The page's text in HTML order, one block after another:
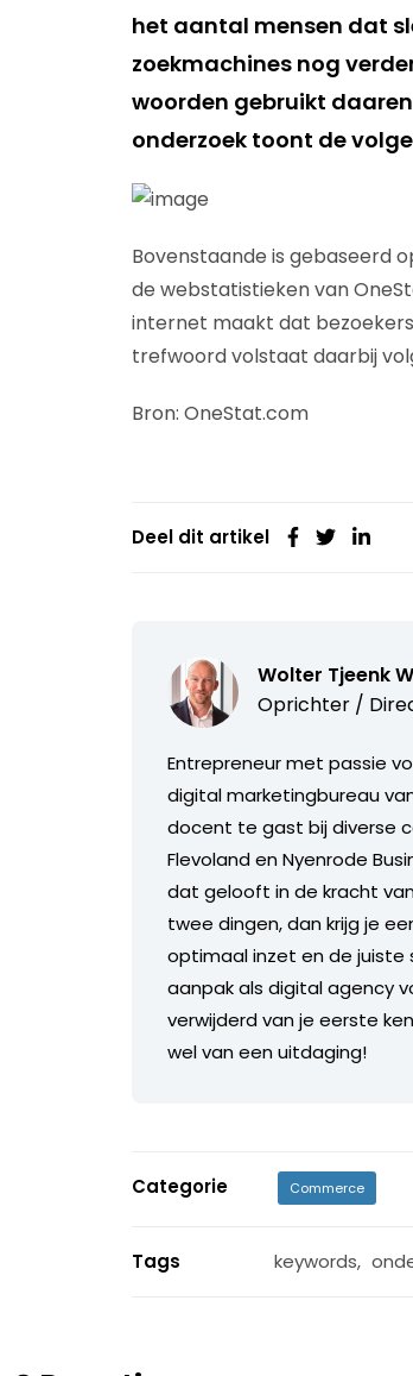
het aantal mensen dat
zoekmachines nog
woorden gebruikt
onderzoek toont de
Bovenstaande is gebaseerd
de webstatistieken van
internet maakt dat
trefwoord volstaat daarbij
Bron: OneStat.com
Deel dit artikel
Wolter Tjeenk
Oprichter /
Entrepreneur met passie
digital marketingbureau
docent te gast bij diverse
Flevoland en Nyenrode
dat gelooft in de kracht
twee dingen, dan krijg je
optimaal inzet en de juiste
aanpak als digital agency
verwijderd van je eerste
wel van een uitdaging!
Categorie Commerce
Tags keywords,